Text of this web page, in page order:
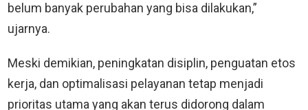
belum banyak perubahan yang bisa dilakukan,”
ujarnya.
Meski demikian, peningkatan disiplin, penguatan etos
kerja, dan optimalisasi pelayanan tetap menjadi
prioritas utama yang akan terus didorong dalam